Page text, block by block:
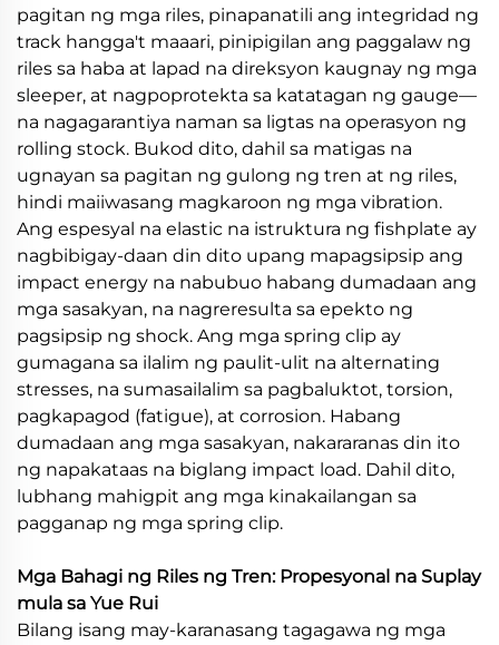
pagitan ng mga riles, pinapanatili ang integridad ng
track hangga't maaari, pinipigilan ang paggalaw ng
riles sa haba at lapad na direksyon kaugnay ng mga
sleeper, at nagpoprotekta sa katatagan ng gauge—
na nagagarantiya naman sa ligtas na operasyon ng
rolling stock. Bukod dito, dahil sa matigas na
ugnayan sa pagitan ng gulong ng tren at ng riles,
hindi maiiwasang magkaroon ng mga vibration.
Ang espesyal na elastic na istruktura ng fishplate ay
nagbibigay-daan din dito upang mapagsipsip ang
impact energy na nabubuo habang dumadaan ang
mga sasakyan, na nagreresulta sa epekto ng
pagsipsip ng shock. Ang mga spring clip ay
gumagana sa ilalim ng paulit-ulit na alternating
stresses, na sumasailalim sa pagbaluktot, torsion,
pagkapagod (fatigue), at corrosion. Habang
dumadaan ang mga sasakyan, nakararanas din ito
ng napakataas na biglang impact load. Dahil dito,
lubhang mahigpit ang mga kinakailangan sa
pagganap ng mga spring clip.
Mga Bahagi ng Riles ng Tren: Propesyonal na Suplay
mula sa Yue Rui
Bilang isang may-karanasang tagagawa ng mga